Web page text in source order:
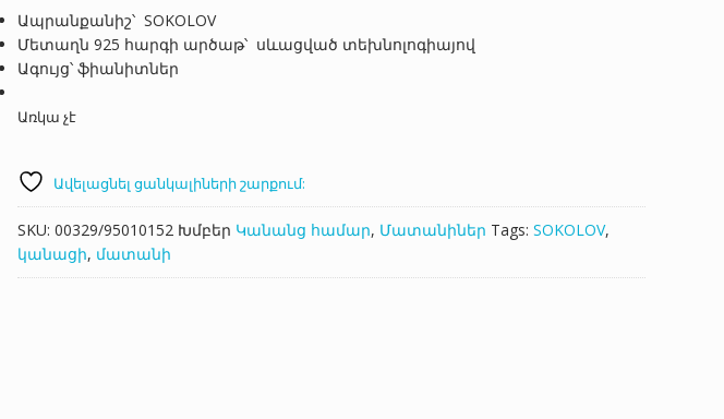
Ապրանքանիշ՝ SOKOLOV
Մետաղն 925 հարգի արծաթ՝ սևացված տեխնոլոգիայով
Ագույց՝ ֆիանիտներ
Առկա չէ
Ավելացնել ցանկալիների շարքում:
SKU: 00329/95010152 Խմբեր Կանանց համար, Մատանիներ Tags: SOKOLOV,
կանացի, մատանի